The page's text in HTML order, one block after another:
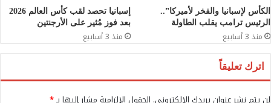
الكأس لإسبانيا والفخر لأميركا”..
الرئيس ترامب يقلب الطاولة
منذ 3 أسابيع
إسبانيا تحصد لقب كأس العالم 2026
بعد فوز مُثير على الأرجنتين
منذ 3 أسابيع
اترك تعليقاً
لن يتم نشر عنوان بريدك الإلكتروني. الحقول الإلزامية مشار إليها بـ*